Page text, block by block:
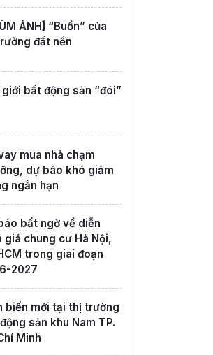
ẢNH] “Buồn” của
đất nền
bất động sản “đói”
mua nhà chạm
dự báo khó giảm
ngắn hạn
bất ngờ về diễn
giá chung cư Hà Nội,
trong giai đoạn
2027
biến mới tại thị trường
sản khu Nam TP.
Minh